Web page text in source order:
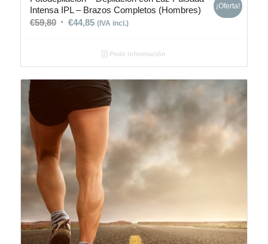
Intensa IPL – Brazos Completos (Hombres)
€59,80 €44,85 (IVA incl.)
¡Oferta!
Pedir información